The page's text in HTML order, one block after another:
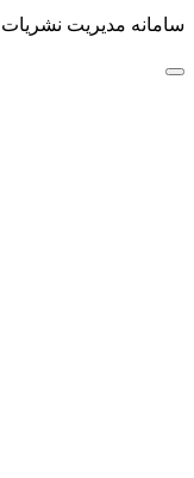
سامانه مدیریت